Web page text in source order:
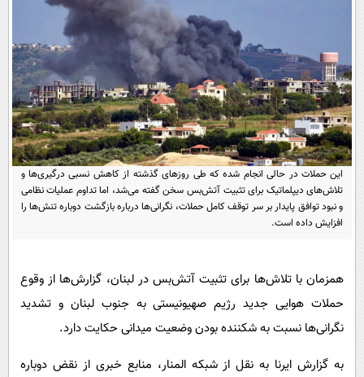
یک برش دانایی
محیط زیست
سفر و تفریح
علم و دانش
فناوری و It
علمی
اخبار کریپتو
قرآن
گوناگون
سرگرمی
باشگاه مغز
مجله تصویری سلاح
فیلم
اقتصاد
ورزش
سیاست
گوناگون
حوادث
محیط زیست
سلامت
عصر ایران 2
خواندنی ها و دیدنی ها
داستان کوتاه
آشپزی
دانلود
آموزش زبان
این حملات در حالی انجام شده که طی روزهای گذشته از کاهش نسبی درگیری‌ها و
تلاش‌های دیپلماتیک برای تثبیت آتش‌بس سخن گفته می‌شد، اما تداوم عملیات نظامی
و نبود توافق پایدار بر سر توقف کامل حملات، نگرانی‌ها درباره بازگشت دوباره تنش‌ها را
افزایش داده است.
همزمان با تلاش‌ها برای تثبیت آتش‌بس در لبنان، گزارش‌ها از وقوع
حملات هوایی جدید رژیم صهیونیستی به جنوب لبنان و تشدید
نگرانی‌ها نسبت به شکننده بودن وضعیت میدانی حکایت دارد.
به گزارش ایرنا به نقل از شبکه المنار، منابع خبری از نقض دوباره